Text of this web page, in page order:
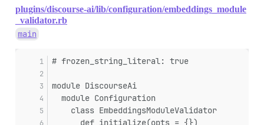
plugins/discourse-ai/lib/configuration/embeddings_module
_validator.rb
main
# frozen_string_literal: true
module DiscourseAi
  module Configuration
    class EmbeddingsModuleValidator
      def initialize(opts = {})